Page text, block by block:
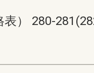
） 280-